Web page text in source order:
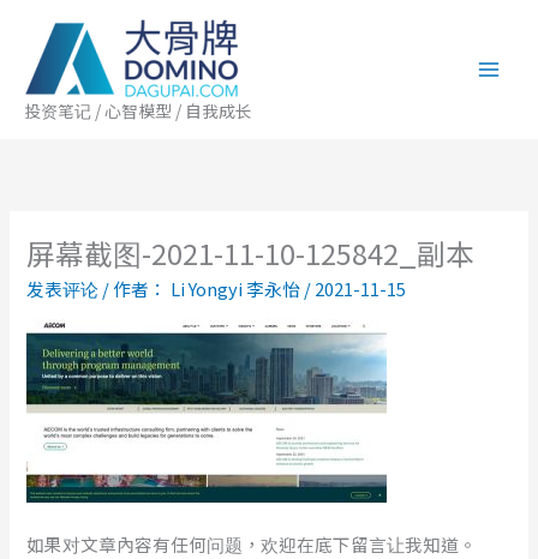
投资笔记 / 心智模型 / 自我成长
屏幕截图-2021-11-10-125842_副本
发表评论/ 作者： Li Yongyi 李永怡/2021-11-15
如果对文章內容有任何问题，欢迎在底下留言让我知道。